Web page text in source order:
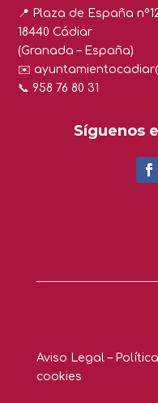
📍 Plaza de España
18440 Cádiar
(Granada – España)
✉️
📞 958 76 80 31
Síguenos
Aviso Legal –
cookies